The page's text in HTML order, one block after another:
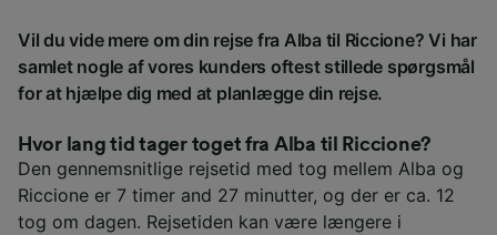
Vil du vide mere om din rejse fra Alba til Riccione? Vi har
samlet nogle af vores kunders oftest stillede spørgsmål
for at hjælpe dig med at planlægge din rejse.
Hvor lang tid tager toget fra Alba til Riccione?
Den gennemsnitlige rejsetid med tog mellem Alba og
Riccione er 7 timer and 27 minutter, og der er ca. 12
tog om dagen. Rejsetiden kan være længere i